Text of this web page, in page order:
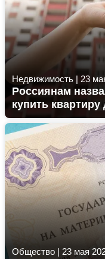
Недвижимость | 23
Россиянам
купить
Общество | 23 мая